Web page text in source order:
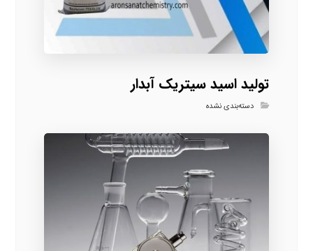
تولید اسید سیتریک آبدار
دسته‌بندی نشده